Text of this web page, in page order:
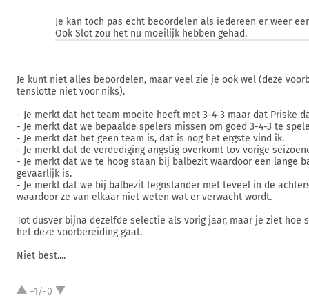
Je kan toch pas echt beoordelen als iedereen er weer
Ook Slot zou het nu moeilijk hebben gehad.
Je kunt niet alles beoordelen, maar veel zie je ook wel (deze
tenslotte niet voor niks).
- Je merkt dat het team moeite heeft met 3-4-3 maar dat Priske
- Je merkt dat we bepaalde spelers missen om goed 3-4-3 te
- Je merkt dat het geen team is, dat is nog het ergste vind ik.
- Je merkt dat de verdediging angstig overkomt tov vorige
- Je merkt dat we te hoog staan bij balbezit waardoor een lange
gevaarlijk is.
- Je merkt dat we bij balbezit tegnstander met teveel in de
waardoor ze van elkaar niet weten wat er verwacht wordt.
Tot dusver bijna dezelfde selectie als vorig jaar, maar je ziet hoe
het deze voorbereiding gaat.
Niet best....
+1/-0